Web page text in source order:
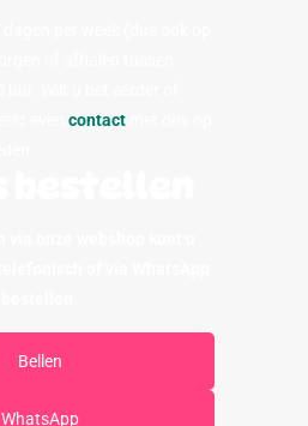
contact
Bellen
WhatsApp